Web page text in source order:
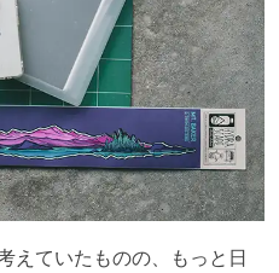
えていたものの、もっと日